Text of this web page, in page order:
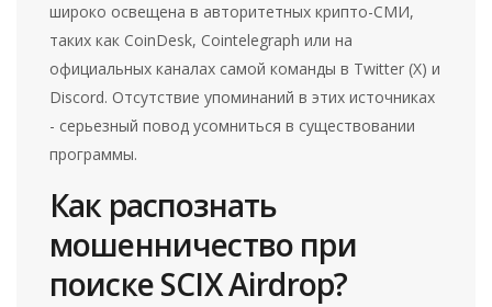
широко освещена в авторитетных крипто-СМИ,
таких как CoinDesk, Cointelegraph или на
официальных каналах самой команды в Twitter (X) и
Discord. Отсутствие упоминаний в этих источниках
- серьезный повод усомниться в существовании
программы.
Как распознать
мошенничество при
поиске SCIX Airdrop?